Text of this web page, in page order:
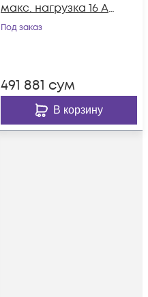
макс. нагрузка 16 А,
шнур питания 1,8
Под заказ
491 881 сум
В корзину